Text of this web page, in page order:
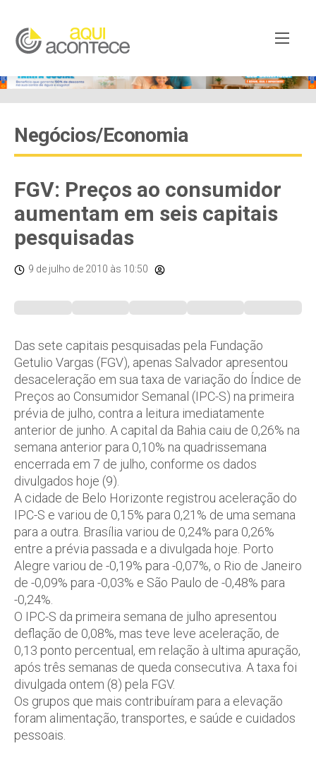
Negócios/Economia
FGV: Preços ao consumidor
aumentam em seis capitais
pesquisadas
9 de julho de 2010 às 10:50
Das sete capitais pesquisadas pela Fundação
Getulio Vargas (FGV), apenas Salvador apresentou
desaceleração em sua taxa de variação do Índice de
Preços ao Consumidor Semanal (IPC-S) na primeira
prévia de julho, contra a leitura imediatamente
anterior de junho. A capital da Bahia caiu de 0,26% na
semana anterior para 0,10% na quadrissemana
encerrada em 7 de julho, conforme os dados
divulgados hoje (9).
A cidade de Belo Horizonte registrou aceleração do
IPC-S e variou de 0,15% para 0,21% de uma semana
para a outra. Brasília variou de 0,24% para 0,26%
entre a prévia passada e a divulgada hoje. Porto
Alegre variou de -0,19% para -0,07%, o Rio de Janeiro
de -0,09% para -0,03% e São Paulo de -0,48% para
-0,24%.
O IPC-S da primeira semana de julho apresentou
deflação de 0,08%, mas teve leve aceleração, de
0,13 ponto percentual, em relação à ultima apuração,
após três semanas de queda consecutiva. A taxa foi
divulgada ontem (8) pela FGV.
Os grupos que mais contribuíram para a elevação
foram alimentação, transportes, e saúde e cuidados
pessoais.